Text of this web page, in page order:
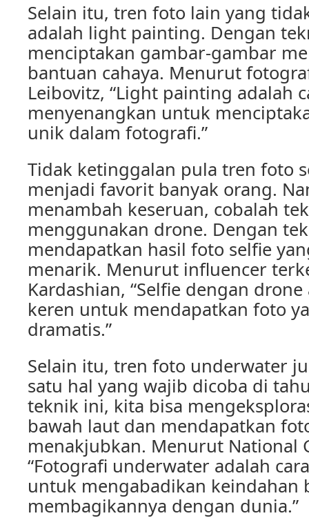
Selain itu, tren foto lain yang
adalah light painting. Dengan
menciptakan gambar-gambar
bantuan cahaya. Menurut
Leibovitz, “Light painting adalah
menyenangkan untuk
unik dalam fotografi.”
Tidak ketinggalan pula tren foto
menjadi favorit banyak orang.
menambah keseruan, cobalah
menggunakan drone. Dengan
mendapatkan hasil foto selfie
menarik. Menurut influencer
Kardashian, “Selfie dengan
keren untuk mendapatkan foto
dramatis.”
Selain itu, tren foto underwater
satu hal yang wajib dicoba di
teknik ini, kita bisa
bawah laut dan mendapatkan
menakjubkan. Menurut National
“Fotografi underwater adalah
untuk mengabadikan keindahan
membagikannya dengan dunia.”